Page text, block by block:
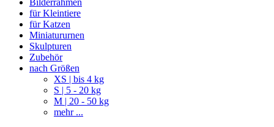
Bilderrahmen
für Kleintiere
für Katzen
Miniatururnen
Skulpturen
Zubehör
nach Größen
XS | bis 4 kg
S | 5 - 20 kg
M | 20 - 50 kg
mehr ...